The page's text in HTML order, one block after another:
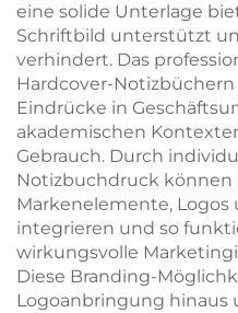
eine solide Unterlage
Schriftbild unterstützt
verhindert. Das
Hardcover-
Eindrücke in
akademischen
Gebrauch. Durch
Notizbuchdruck
Markenelemente,
integrieren und so
wirkungsvolle
Diese Branding-
Logoanbringung hinaus